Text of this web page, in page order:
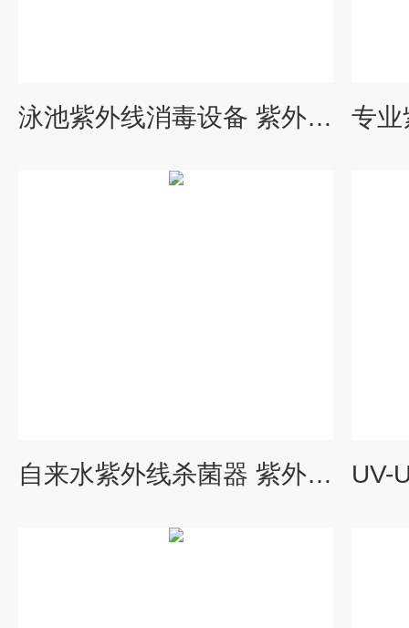
泳池紫外线消毒设备 紫外线消毒器
自来水紫外线杀菌器 紫外线消毒器